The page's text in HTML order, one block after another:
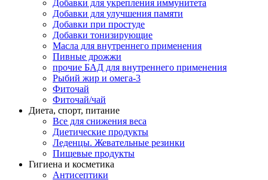
Добавки для укрепления иммунитета
Добавки для улучшения памяти
Добавки при простуде
Добавки тонизирующие
Масла для внутреннего применения
Пивные дрожжи
прочие БАД для внутреннего применения
Рыбий жир и омега-3
Фиточай
Фиточай/чай
Диета, спорт, питание
Все для снижения веса
Диетические продукты
Леденцы. Жевательные резинки
Пищевые продукты
Гигиена и косметика
Антисептики